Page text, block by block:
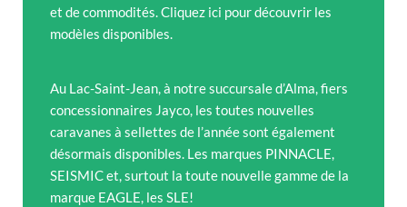
et de commodités. Cliquez ici pour découvrir les
modèles disponibles.
Au Lac-Saint-Jean, à notre succursale d’Alma, fiers
concessionnaires Jayco, les toutes nouvelles
caravanes à sellettes de l’année sont également
désormais disponibles. Les marques PINNACLE,
SEISMIC et, surtout la toute nouvelle gamme de la
marque EAGLE, les SLE!